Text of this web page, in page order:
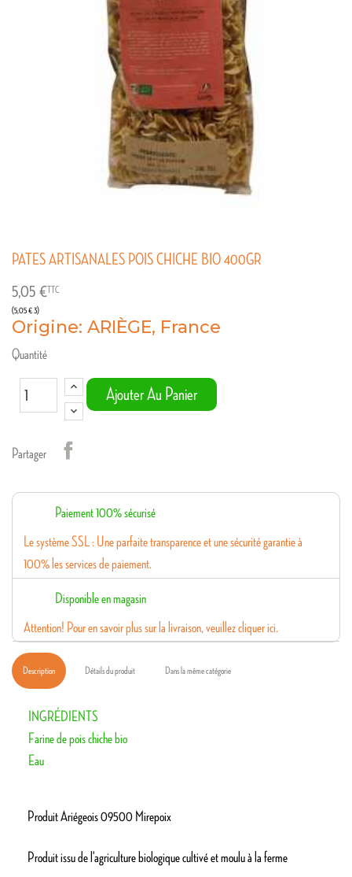
PATES ARTISANALES POIS CHICHE BIO 400GR
5,05 €
(5,05 € 3)
TTC
Origine: ARIÈGE, France
Quantité
Ajouter Au Panier
Partager
Paiement 100% sécurisé
Le système SSL : Une parfaite transparence et une sécurité garantie à
100% les services de paiement.
Disponible en magasin
Attention! Pour en savoir plus sur la livraison, veuillez cliquer ici.
Description Détails du produit Dans la même catégorie
INGRÉDIENTS
Farine de pois chiche bio
Eau
Produit Ariégeois 09500 Mirepoix
Produit issu de l'agriculture biologique cultivé et moulu à la ferme